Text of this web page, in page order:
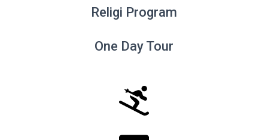
Religi Program
One Day Tour